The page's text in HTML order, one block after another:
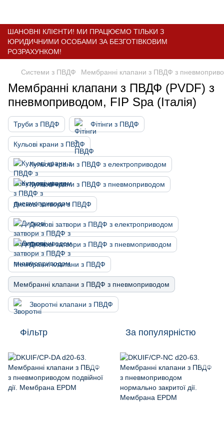
ШАНОВНІ КЛІЄНТИ! МИ ПРАЦЮЄМО ТІЛЬКИ З
ЮРИДИЧНИМИ ОСОБАМИ ЗА БЕЗГОТІВКОВИМ
РОЗРАХУНКОМ!
Системи з ПВДФ Мембранні клапани з ПВДФ з
Мембранні клапани з ПВДФ (PVDF) з
пневмоприводом, FIP Spa (Італія)
Труби з ПВДФ Фітінги з ПВДФ
Кульові крани з ПВДФ
Кульові крани з ПВДФ з електроприводом
Кульові крани з ПВДФ з пневмоприводом
Дискові затвори з ПВДФ
Дискові затвори з ПВДФ з електроприводом
Дискові затвори з ПВДФ з пневмоприводом
Мембранні клапани з ПВДФ
Мембранні клапани з ПВДФ з пневмоприводом
Зворотні клапани з ПВДФ
Фільтр За популярністю